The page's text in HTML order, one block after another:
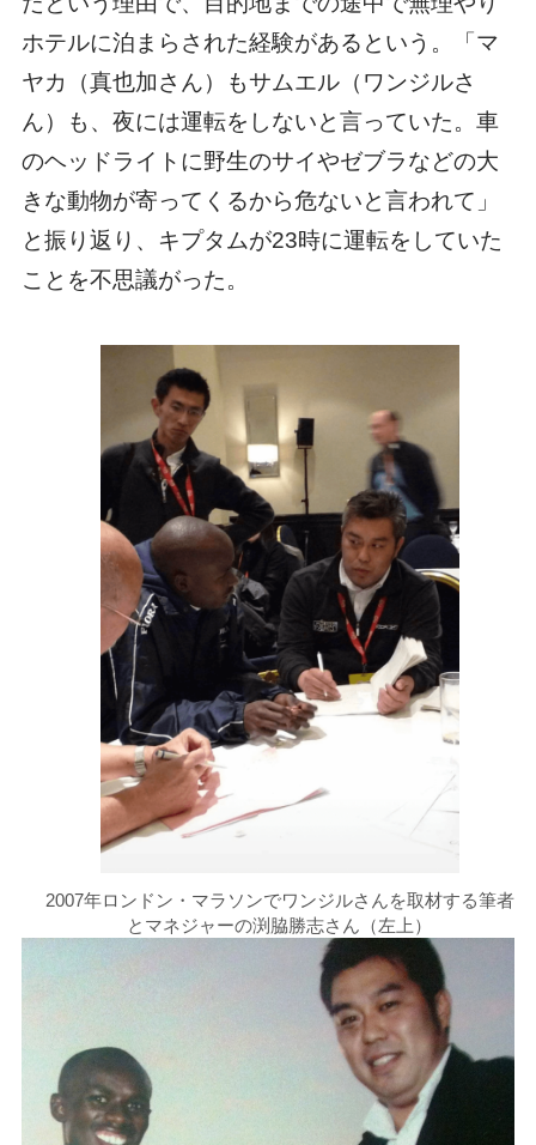
ホテルに泊まらされた経験があるという。「マ
ヤカ（真也加さん）もサムエル（ワンジルさ
ん）も、夜には運転をしないと言っていた。車
のヘッドライトに野生のサイやゼブラなどの大
きな動物が寄ってくるから危ないと言われて」
と振り返り、キプタムが23時に運転をしていた
ことを不思議がった。
2007年ロンドン・マラソンでワンジルさんを取材する筆者
とマネジャーの渕脇勝志さん（左上）